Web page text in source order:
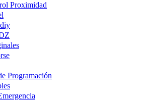
Proximidad
Programación